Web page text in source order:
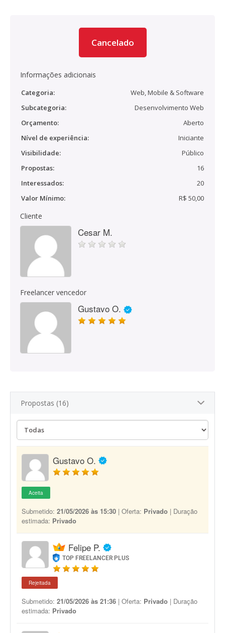
Cancelado
Informações adicionais
Categoria:
Web, Mobile & Software
Subcategoria:
Desenvolvimento Web
Orçamento:
Aberto
Nível de experiência:
Iniciante
Visibilidade:
Público
Propostas:
16
Interessados:
20
Valor Mínimo:
R$ 50,00
Cliente
Cesar M.
Freelancer vencedor
Gustavo O.
Propostas (16)
Gustavo O.
Aceita
Submetido: 21/05/2026 às 15:30 | Oferta: Privado | Duração
estimada: Privado
Felipe P.
TOP FREELANCER PLUS
Rejeitada
Submetido: 21/05/2026 às 21:36 | Oferta: Privado | Duração
estimada: Privado